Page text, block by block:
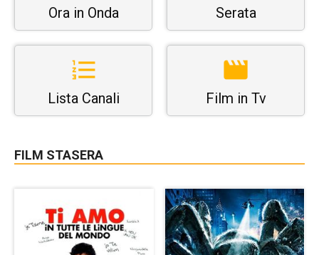
Ora in Onda Serata
Lista Canali Film in Tv
FILM STASERA